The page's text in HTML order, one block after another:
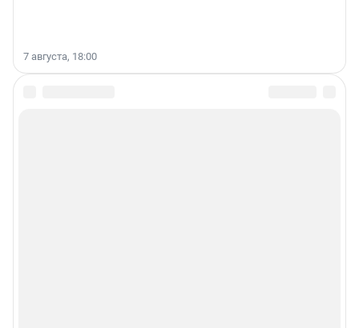
7 августа, 18:00